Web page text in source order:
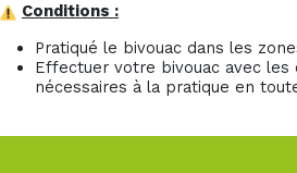
Conditions :
Pratiqué le bivouac dans les
Effectuer votre bivouac avec les
nécessaires à la pratique en